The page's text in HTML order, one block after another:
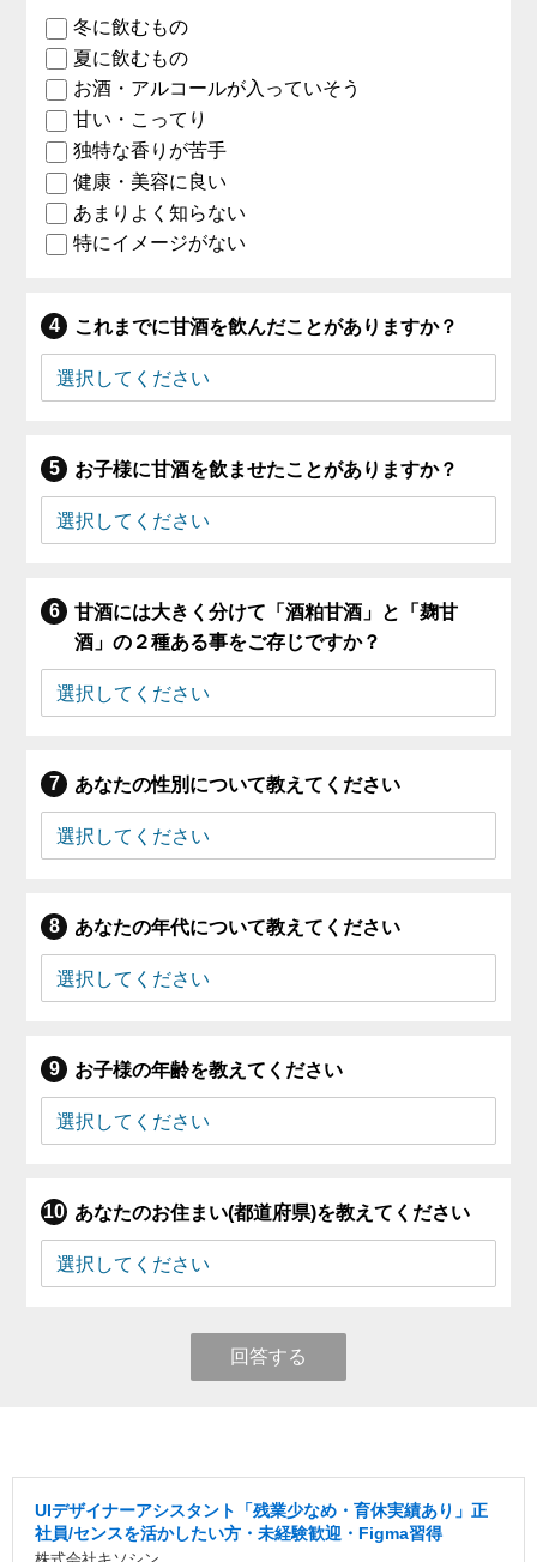
冬に飲むもの
夏に飲むもの
お酒・アルコールが入っていそう
甘い・こってり
独特な香りが苦手
健康・美容に良い
あまりよく知らない
特にイメージがない
これまでに甘酒を飲んだことがありますか？
お子様に甘酒を飲ませたことがありますか？
甘酒には大きく分けて「酒粕甘酒」と「麹甘
酒」の２種ある事をご存じですか？
あなたの性別について教えてください
あなたの年代について教えてください
お子様の年齢を教えてください
あなたのお住まい(都道府県)を教えてください
回答する
UIデザイナーアシスタント「残業少なめ・育休実績あり」正
社員/センスを活かしたい方・未経験歓迎・Figma習得